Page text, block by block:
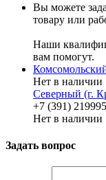
Вы можете
товару или
Наши
вам помогут.
Нет в наличии
Северный (г.
+7 (391)
Нет в наличии
Задать вопрос